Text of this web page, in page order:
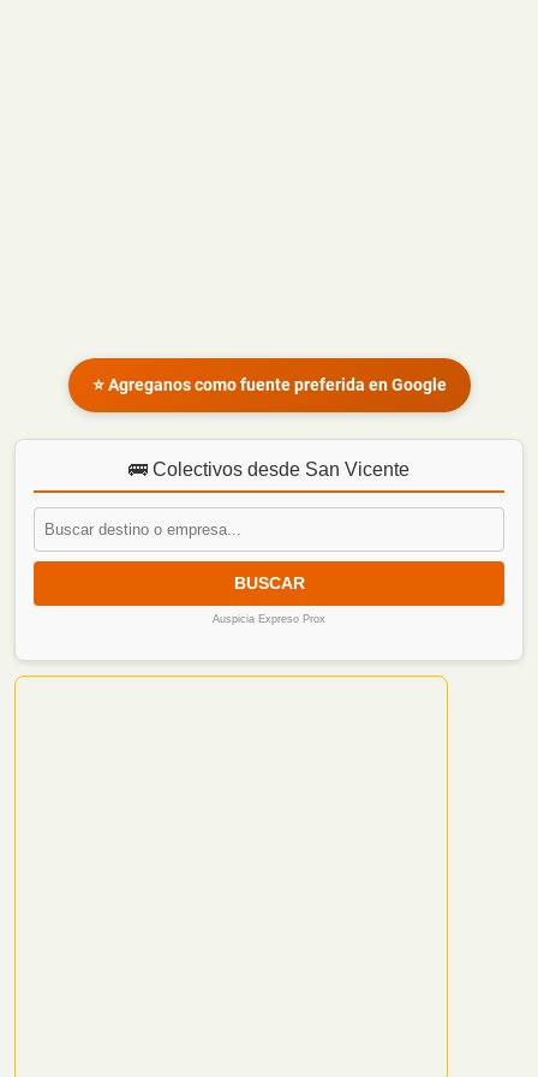
⭐ Agreganos como fuente preferida en Google
🚌 Colectivos desde San Vicente
BUSCAR
Auspicia Expreso Prox